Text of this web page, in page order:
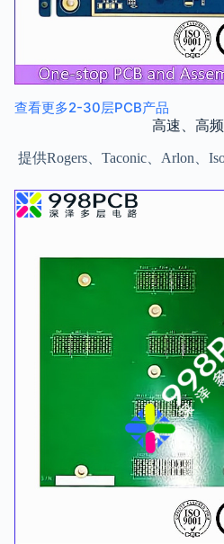
查看更多2-30层PCB产品
高速、高
提供Rogers、Taconic、Arlon、